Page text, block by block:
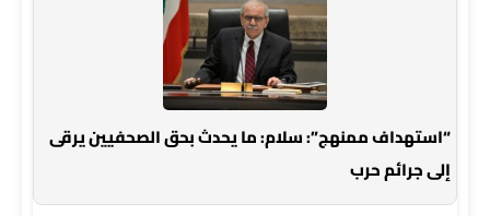
“استهداف ممنهج”: سلام: ما يحدث بحق الصحفيين يرقى
إلى جرائم حرب